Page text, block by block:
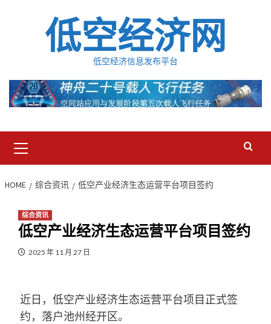
低空经济网
低空经济信息发布平台
Menu
HOME 综合资讯 低空产业经济生态运营平台项目签约
综合资讯
低空产业经济生态运营平台项目签约
2025 年 11 月 27 日
近日，低空产业经济生态运营平台项目正式签
约，落户池州经开区。